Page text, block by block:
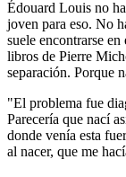
Édouard Louis no
joven para eso. No
suele encontrarse
libros de Pierre
separación. Porque
"El problema fue
Parecería que nací
donde venía esta
al nacer, que me